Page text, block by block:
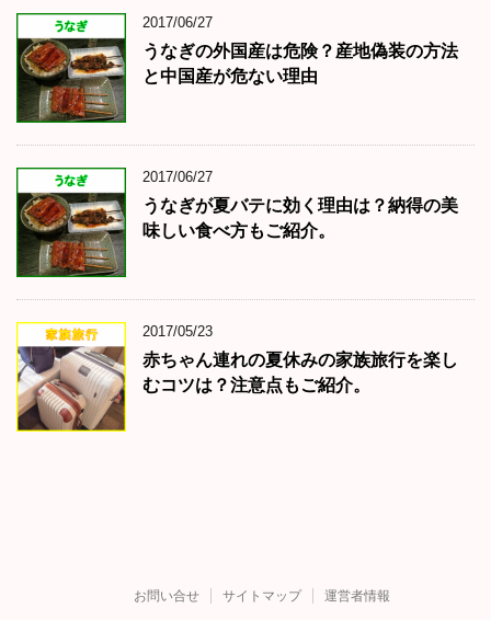
2017/06/27
うなぎの外国産は危険？産地偽装の方法
と中国産が危ない理由
2017/06/27
うなぎが夏バテに効く理由は？納得の美
味しい食べ方もご紹介。
2017/05/23
赤ちゃん連れの夏休みの家族旅行を楽し
むコツは？注意点もご紹介。
お問い合せ サイトマップ 運営者情報